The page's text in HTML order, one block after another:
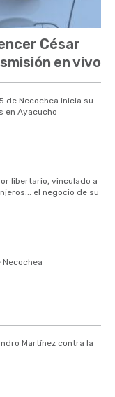
César
en vivo
de Necochea inicia su
en Ayacucho
libertario, vinculado a
el negocio de su
Martínez contra la